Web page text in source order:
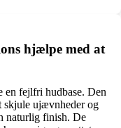
hjælpe med at
en fejlfri hudbase. Den
skjule ujævnheder og
naturlig finish. De